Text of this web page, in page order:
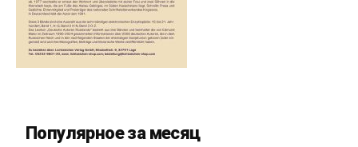
Популярное за месяц